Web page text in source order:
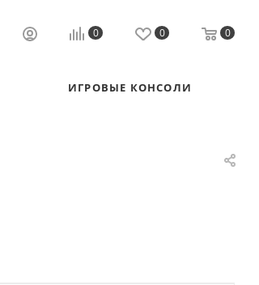
0 0 0
ИГРОВЫЕ КОНСОЛИ